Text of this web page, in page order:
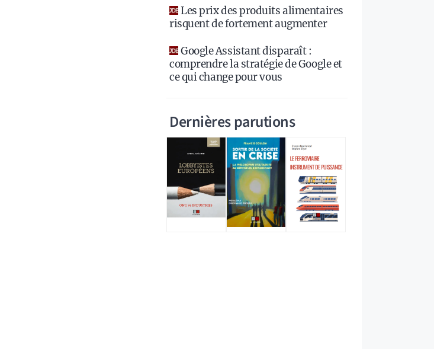
Les prix des produits alimentaires
risquent de fortement augmenter
Google Assistant disparaît :
comprendre la stratégie de Google et
ce qui change pour vous
Dernières parutions